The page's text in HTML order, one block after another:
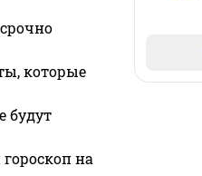
которые
будут
на